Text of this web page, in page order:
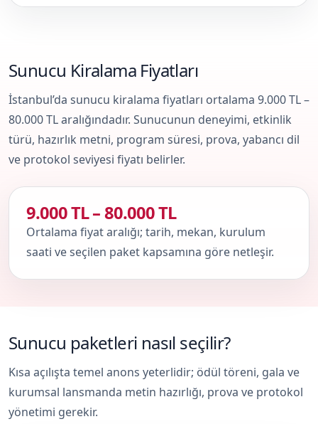
Sunucu Kiralama Fiyatları
İstanbul’da sunucu kiralama fiyatları ortalama 9.000 TL –
80.000 TL aralığındadır. Sunucunun deneyimi, etkinlik
türü, hazırlık metni, program süresi, prova, yabancı dil
ve protokol seviyesi fiyatı belirler.
9.000 TL – 80.000 TL
Ortalama fiyat aralığı; tarih, mekan, kurulum
saati ve seçilen paket kapsamına göre netleşir.
Sunucu paketleri nasıl seçilir?
Kısa açılışta temel anons yeterlidir; ödül töreni, gala ve
kurumsal lansmanda metin hazırlığı, prova ve protokol
yönetimi gerekir.